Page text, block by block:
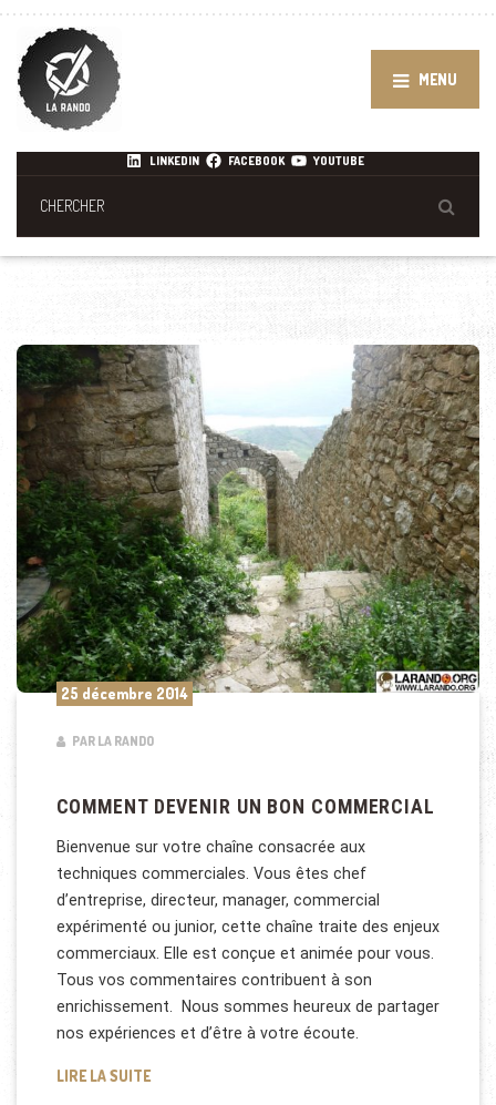
MENU
LINKEDIN FACEBOOK YOUTUBE
25 décembre 2014
PAR LA RANDO
COMMENT DEVENIR UN BON COMMERCIAL
Bienvenue sur votre chaîne consacrée aux
techniques commerciales. Vous êtes chef
d’entreprise, directeur, manager, commercial
expérimenté ou junior, cette chaîne traite des enjeux
commerciaux. Elle est conçue et animée pour vous.
Tous vos commentaires contribuent à son
enrichissement. Nous sommes heureux de partager
nos expériences et d’être à votre écoute.
LIRE LA SUITECOMMENT DEVENIR UN BON COMMERCIAL